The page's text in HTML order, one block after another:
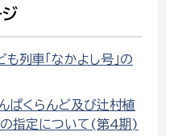
列車「なかよし号」の
ぱくらんど及び辻村植
指定について(第4期)